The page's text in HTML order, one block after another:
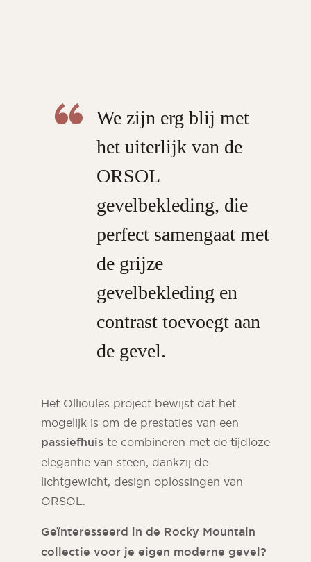
We zijn erg blij met
het uiterlijk van de
ORSOL
gevelbekleding, die
perfect samengaat met
de grijze
gevelbekleding en
contrast toevoegt aan
de gevel.
Het Ollioules project bewijst dat het
mogelijk is om de prestaties van een
passiefhuis te combineren met de tijdloze
elegantie van steen, dankzij de
lichtgewicht, design oplossingen van
ORSOL.
Geïnteresseerd in de Rocky Mountain
collectie voor je eigen moderne gevel?